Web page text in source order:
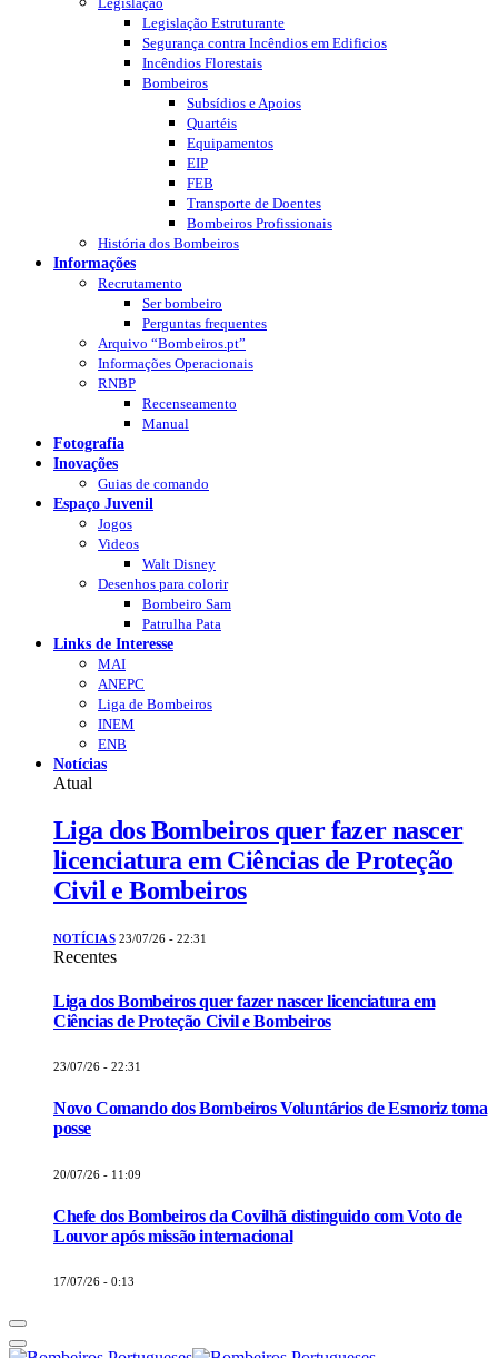
Legislação Estruturante
Segurança contra Incêndios em Edificios
Incêndios Florestais
Bombeiros
Subsídios e Apoios
Quartéis
Equipamentos
EIP
FEB
Transporte de Doentes
Bombeiros Profissionais
História dos Bombeiros
Informações
Recrutamento
Ser bombeiro
Perguntas frequentes
Arquivo “Bombeiros.pt”
Informações Operacionais
RNBP
Recenseamento
Manual
Fotografia
Inovações
Guias de comando
Espaço Juvenil
Jogos
Videos
Walt Disney
Desenhos para colorir
Bombeiro Sam
Patrulha Pata
Links de Interesse
MAI
ANEPC
Liga de Bombeiros
INEM
ENB
Notícias
Atual
Liga dos Bombeiros quer fazer nascer
licenciatura em Ciências de Proteção
Civil e Bombeiros
NOTÍCIAS 23/07/26 - 22:31
Recentes
Liga dos Bombeiros quer fazer nascer licenciatura em
Ciências de Proteção Civil e Bombeiros
23/07/26 - 22:31
Novo Comando dos Bombeiros Voluntários de Esmoriz toma
posse
20/07/26 - 11:09
Chefe dos Bombeiros da Covilhã distinguido com Voto de
Louvor após missão internacional
17/07/26 - 0:13